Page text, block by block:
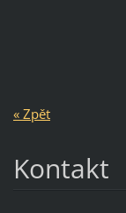
« Zpět
Kontakt